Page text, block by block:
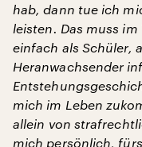
hab, dann tue ich
leisten. Das muss
einfach als Schüler,
Heranwachsender
mich im Leben
allein von
mich persönlich,